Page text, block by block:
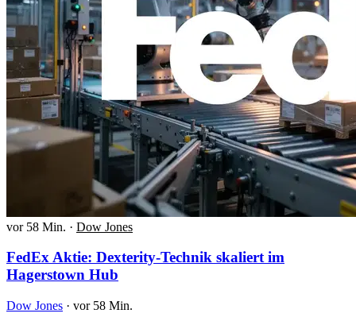
vor 58 Min. · Dow Jones
FedEx Aktie: Dexterity-Technik skaliert im
Hagerstown Hub
Dow Jones · vor 58 Min.